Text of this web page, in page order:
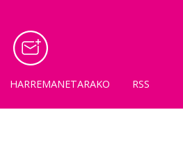
HARREMANETARAKO RSS